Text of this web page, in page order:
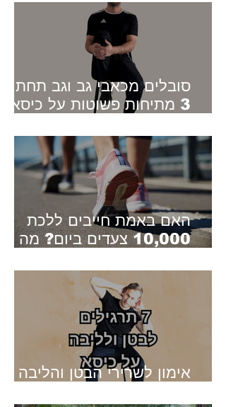
סובלים מכאבי גב וגב
3 מתיחות פשוטות על כיסא
האם באמת חייבים ללכת
10,000 צעדים ביום? מה
אומרים
אימון לשרירי הבטן והליבה